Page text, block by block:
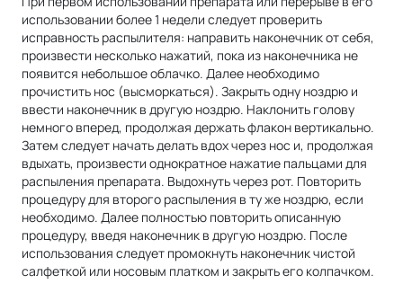
использовании более 1 недели следует проверить
исправность распылителя: направить наконечник от себя,
произвести несколько нажатий, пока из наконечника не
появится небольшое облачко. Далее необходимо
прочистить нос (высморкаться). Закрыть одну ноздрю и
ввести наконечник в другую ноздрю. Наклонить голову
немного вперед, продолжая держать флакон вертикально.
Затем следует начать делать вдох через нос и, продолжая
вдыхать, произвести однократное нажатие пальцами для
распыления препарата. Выдохнуть через рот. Повторить
процедуру для второго распыления в ту же ноздрю, если
необходимо. Далее полностью повторить описанную
процедуру, введя наконечник в другую ноздрю. После
использования следует промокнуть наконечник чистой
салфеткой или носовым платком и закрыть его колпачком.